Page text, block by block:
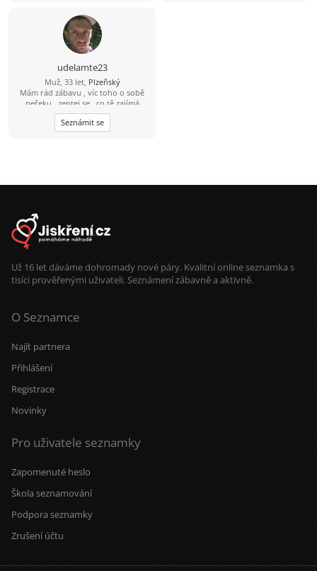
udelamte23
Muž, 33 let, Plzeňský
Mám rád zábavu , víc toho o sobě
neřeku , zeptej se , co tě zajímá
Seznámit se
Už 16 let dáváme dohromady nové páry. Kvalitní online seznamka s
tisíci prověřenými uživateli. Seznámení zábavně a aktivně.
O Seznamce
Najít partnera
Přihlášení
Registrace
Novinky
Pro uživatele seznamky
Zapomenuté heslo
Škola seznamování
Podpora seznamky
Zrušení účtu